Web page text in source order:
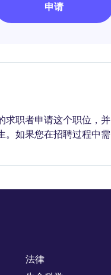
申请
求职者申请这个职位，并
。如果您在招聘过程中需
法律